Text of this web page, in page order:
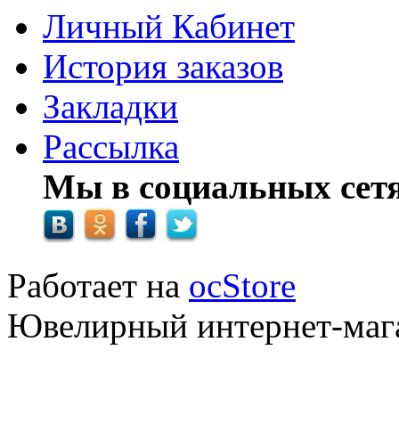
Личный Кабинет
История заказов
Закладки
Рассылка
Мы в социальных
Работает на ocStore
Ювелирный интернет-